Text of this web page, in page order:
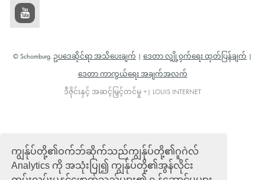
ကျွန်ုပ်တို့၏ဝက်ဘ်ဆိုက်သည်ကျွန်ုပ်တို့၏ဂူဂဲလ်
Analytics ကို အသုံးပြု၍ ကျွန်ုပ်တို့၏အွန်လိုင်း
© Schomburg. ဥပဒေဆိုင်ရာ အသိပေးချက် ဒေတာ လျှို့ဝှက်ရေး ထုတ်ပြန်ချက်
ဒေတာ ကာကွယ်ရေး အချက်အလက်
ဒီဇိုင်းနှင့် အဆင့်မြှင့်တင်မှု +| LOUIS INTERNET